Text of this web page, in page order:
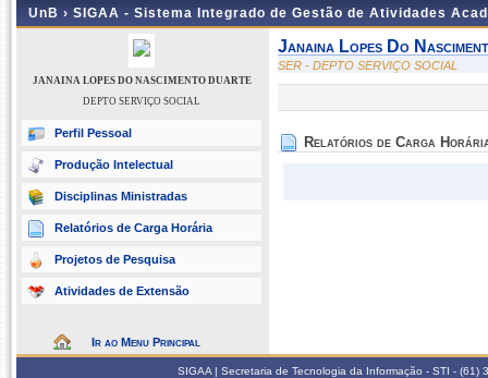
UnB › SIGAA - Sistema Integrado de Gestão de Atividades
JANAINA LOPES DO NASCIMENTO DUARTE
DEPTO SERVIÇO SOCIAL
Perfil Pessoal
Produção Intelectual
Disciplinas Ministradas
Relatórios de Carga Horária
Projetos de Pesquisa
Atividades de Extensão
Ir ao Menu Principal
Janaina Lopes Do
SER - DEPTO SERVIÇO SOCIAL
Relatórios de Carga
SIGAA | Secretaria de Tecnologia da Informação - STI -